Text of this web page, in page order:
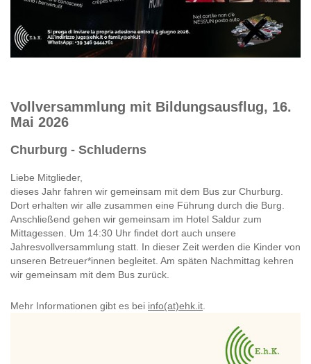
Vollversammlung mit Bildungsausflug, 16.
Mai 2026
Churburg - Schluderns
Liebe Mitglieder,
dieses Jahr fahren wir gemeinsam mit dem Bus zur Churburg.
Dort erhalten wir alle zusammen eine Führung durch die Burg.
Anschließend gehen wir gemeinsam im Hotel Saldur zum
Mittagessen. Um 14:30 Uhr findet dort auch unsere
Jahresvollversammlung statt. In dieser Zeit werden die Kinder von
unseren Betreuer*innen begleitet. Am späten Nachmittag kehren
wir gemeinsam mit dem Bus zurück.
Mehr Informationen gibt es bei info(at)ehk.it